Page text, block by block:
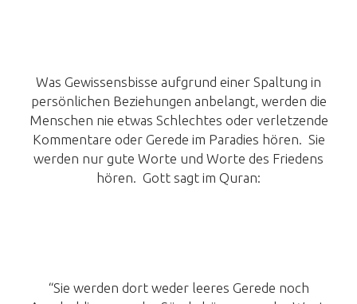
Was Gewissensbisse aufgrund einer Spaltung in
persönlichen Beziehungen anbelangt, werden die
Menschen nie etwas Schlechtes oder verletzende
Kommentare oder Gerede im Paradies hören. Sie
werden nur gute Worte und Worte des Friedens
hören. Gott sagt im Quran:
“Sie werden dort weder leeres Gerede noch